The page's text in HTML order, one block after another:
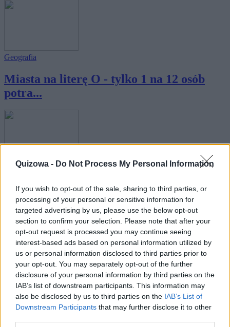
Quizowa - Do Not Process My Personal Information
If you wish to opt-out of the sale, sharing to third parties, or
processing of your personal or sensitive information for
targeted advertising by us, please use the below opt-out
section to confirm your selection. Please note that after your
opt-out request is processed you may continue seeing
interest-based ads based on personal information utilized by
us or personal information disclosed to third parties prior to
your opt-out. You may separately opt-out of the further
disclosure of your personal information by third parties on the
IAB’s list of downstream participants. This information may
also be disclosed by us to third parties on the IAB’s List of
Downstream Participants that may further disclose it to other
Geografia
Miasta na literę O - tylko 1 na 12 osób
potra...
Geografia
Miasta na literę P - tylko 1 na 12 osób
potra...
Geografia
Miasta na literę C - tylko 1 na 12 osób
potra...